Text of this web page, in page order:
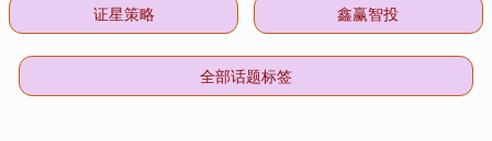
证星策略 鑫赢智投
全部话题标签